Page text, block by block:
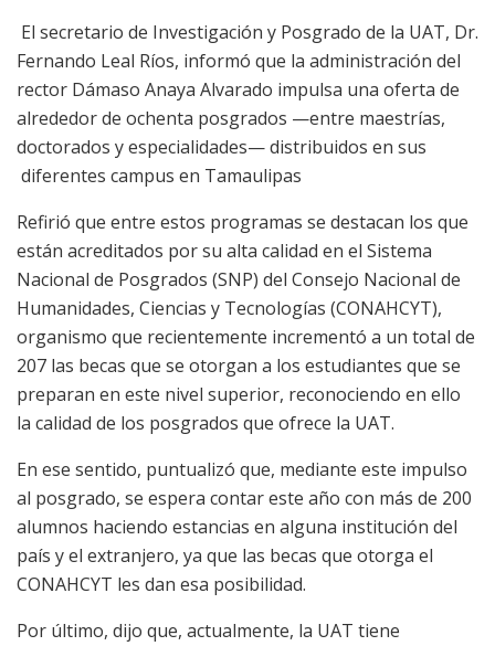
El secretario de Investigación y Posgrado de la UAT, Dr.
Fernando Leal Ríos, informó que la administración del
rector Dámaso Anaya Alvarado impulsa una oferta de
alrededor de ochenta posgrados —entre maestrías,
doctorados y especialidades— distribuidos en sus
diferentes campus en Tamaulipas
Refirió que entre estos programas se destacan los que
están acreditados por su alta calidad en el Sistema
Nacional de Posgrados (SNP) del Consejo Nacional de
Humanidades, Ciencias y Tecnologías (CONAHCYT),
organismo que recientemente incrementó a un total de
207 las becas que se otorgan a los estudiantes que se
preparan en este nivel superior, reconociendo en ello
la calidad de los posgrados que ofrece la UAT.
En ese sentido, puntualizó que, mediante este impulso
al posgrado, se espera contar este año con más de 200
alumnos haciendo estancias en alguna institución del
país y el extranjero, ya que las becas que otorga el
CONAHCYT les dan esa posibilidad.
Por último, dijo que, actualmente, la UAT tiene